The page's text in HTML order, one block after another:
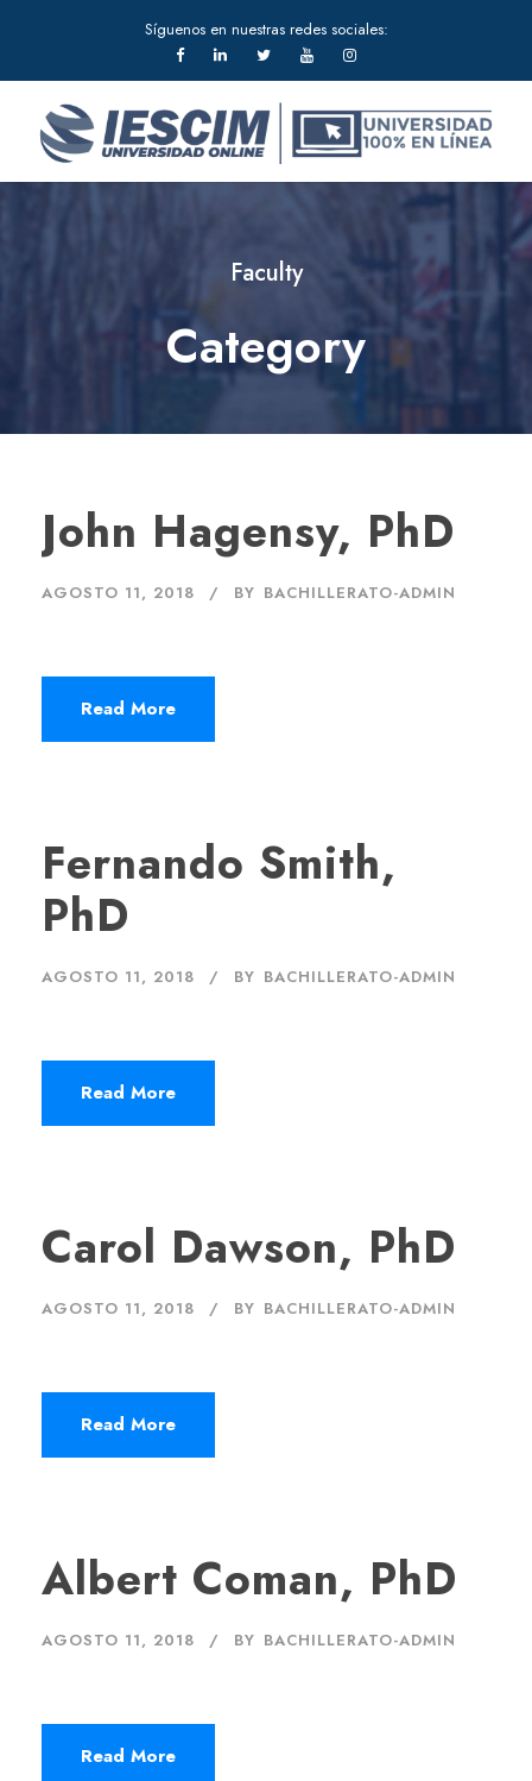
Síguenos en nuestras redes sociales:
Faculty
Category
John Hagensy, PhD
AGOSTO 11, 2018 BY BACHILLERATO-ADMIN
Read More
Fernando Smith,
PhD
AGOSTO 11, 2018 BY BACHILLERATO-ADMIN
Read More
Carol Dawson, PhD
AGOSTO 11, 2018 BY BACHILLERATO-ADMIN
Read More
Albert Coman, PhD
AGOSTO 11, 2018 BY BACHILLERATO-ADMIN
Read More